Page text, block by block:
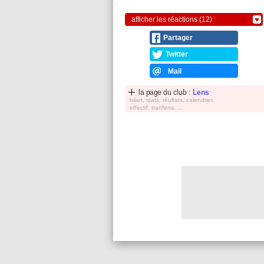
afficher les réactions (12)
Partager
Twitter
Mail
la page du club : Lens
bilan, stats, réultats, calendrier,
effectif, tranferts, ...